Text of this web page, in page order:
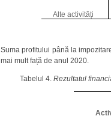
Alte activități
Suma profitului până la
mai mult față de anul 2020.
Tabelul 4. Rezultatul